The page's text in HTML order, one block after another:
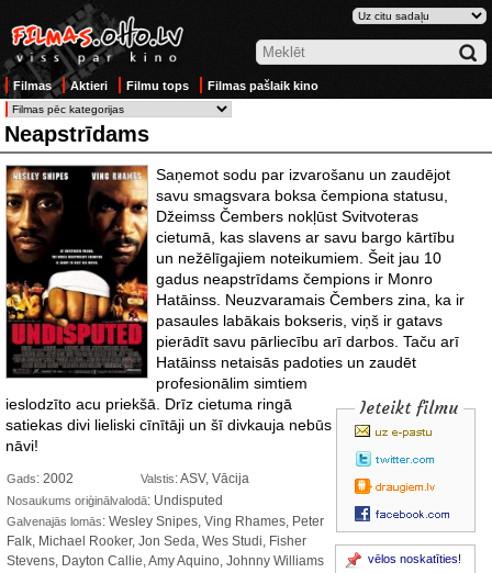
Filmas Aktieri Filmu tops Filmas pašlaik kino
Neapstrīdams
Saņemot sodu par izvarošanu un zaudējot
savu smagsvara boksa čempiona statusu,
Džeimss Čembers nokļūst Svitvoteras
cietumā, kas slavens ar savu bargo kārtību
un nežēlīgajiem noteikumiem. Šeit jau 10
gadus neapstrīdams čempions ir Monro
Hatāinss. Neuzvaramais Čembers zina, ka ir
pasaules labākais bokseris, viņš ir gatavs
pierādīt savu pārliecību arī darbos. Taču arī
Hatāinss netaisās padotiesun zaudēt
profesionālim simtiem
ieslodzīto acu priekšā. Drīz cietuma ringā
satiekas divi lieliski cīnītāji un šī divkauja nebūs uz dzīvību, bet uz
nāvi!
Ieteikt filmu
vēlos noskatīties!
Gads: 2002 Valstis: ASV, Vācija
Nosaukums oriģinālvalodā: Undisputed
Galvenajās lomās: Wesley Snipes, Ving Rhames, Peter
Falk, Michael Rooker, Jon Seda, Wes Studi, Fisher
Stevens, Dayton Callie, Amy Aquino, Johnny Williams